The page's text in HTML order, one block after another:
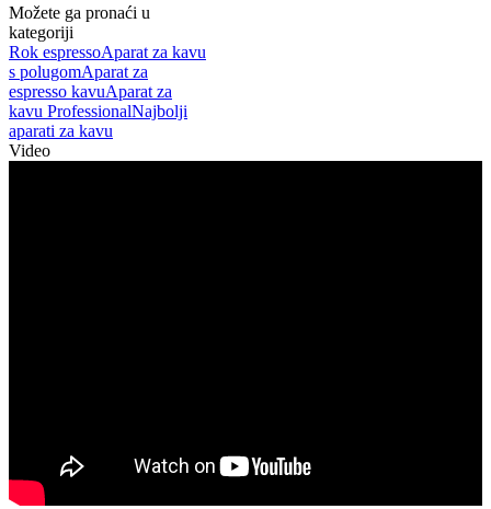
Možete ga pronaći u
kategoriji
Rok espressoAparat za kavu
s polugomAparat za
espresso kavuAparat za
kavu ProfessionalNajbolji
aparati za kavu
Video